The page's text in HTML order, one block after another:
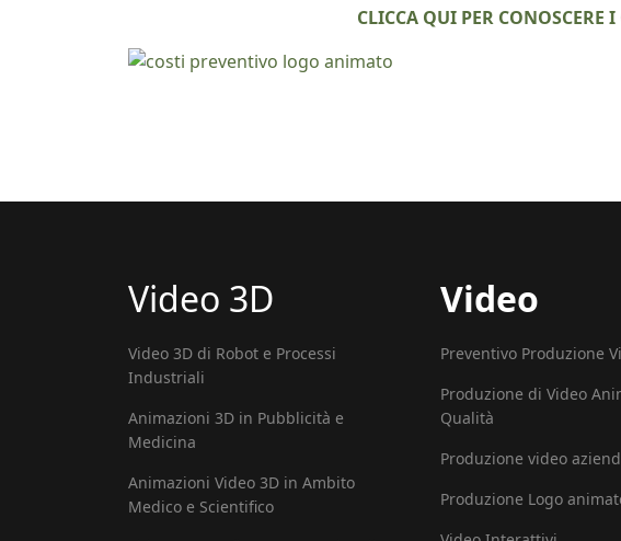
CLICCA QUI PER
Video 3D
Video 3D di Robot e Processi
Industriali
Animazioni 3D in Pubblicità e
Medicina
Animazioni Video 3D in Ambito
Medico e Scientifico
Video
Preventivo Produzione
Produzione di Video
Qualità
Produzione video
Produzione Logo